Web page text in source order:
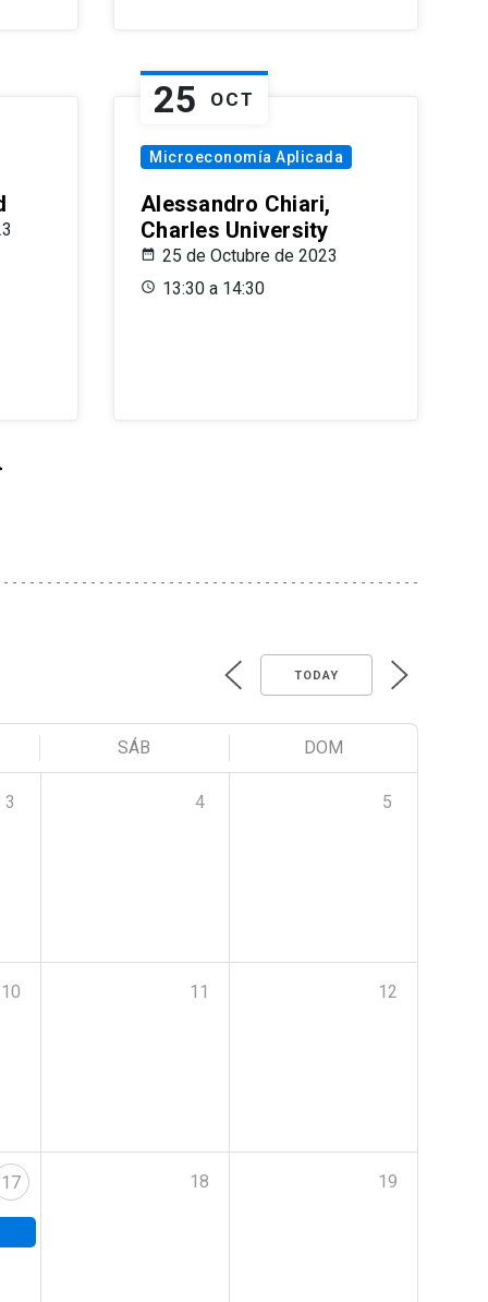
25 OCT
Microeconomía Aplicada
Alessandro Chiari,
Charles University
25 de Octubre de 2023
13:30 a 14:30
TODAY
SÁB DOM
3 4 5
10 11 12
17 18 19